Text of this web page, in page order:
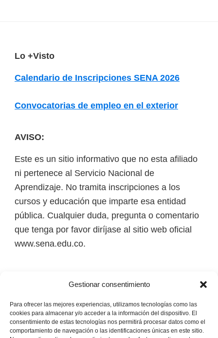
i
s
l
S
E
N
A
Lo +Visto
Calendario de Inscripciones SENA 2026
Convocatorias de empleo en el exterior
AVISO:
Este es un sitio informativo que no esta afiliado
ni pertenece al Servicio Nacional de
Aprendizaje. No tramita inscripciones a los
cursos y educación que imparte esa entidad
pública. Cualquier duda, pregunta o comentario
que tenga por favor diríjase al sitio web oficial
www.sena.edu.co.
e imágenes pertenecen a sus respectivos
propietarios.
Gestionar consentimiento
Para ofrecer las mejores experiencias, utilizamos tecnologías como las
cookies para almacenar y/o acceder a la información del dispositivo. El
consentimiento de estas tecnologías nos permitirá procesar datos como el
comportamiento de navegación o las identificaciones únicas en este sitio.